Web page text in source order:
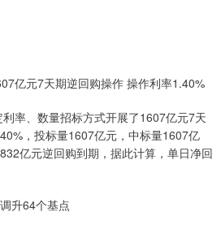
亿元7天期逆回购操作 操作利率1.40%
率、数量招标方式开展了1607亿元7天
，投标量1607亿元，中标量1607亿
亿元逆回购到期，据此计算，单日净回
升64个基点